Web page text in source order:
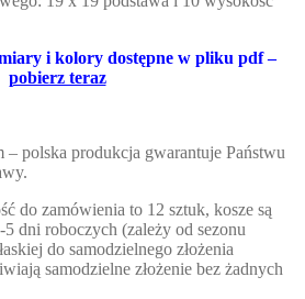
i kolory dostępne w pliku pdf –
pobierz teraz
– polska produkcja gwarantuje Państwu
do zamówienia to 12 sztuk, kosze są
dni roboczych (zależy od sezonu
do samodzielnego złożenia
samodzielne złożenie bez żadnych